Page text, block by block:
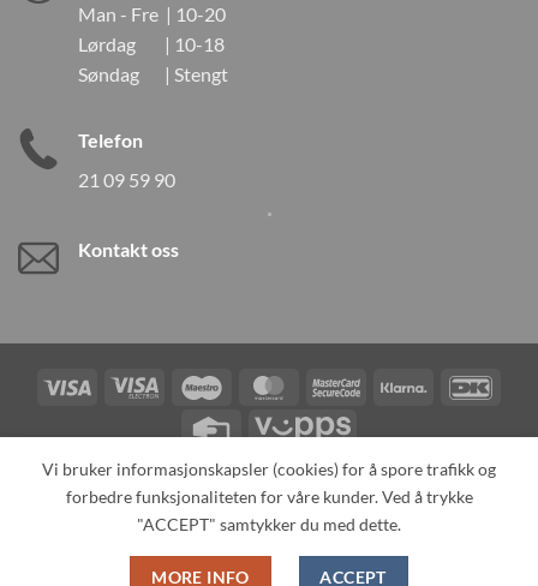
Man - Fre | 10-20
Lørdag | 10-18
Søndag | Stengt
Telefon
21 09 59 90
Kontakt oss
Visa
Visa
Electron
Maestro MasterCardMasterCardKlarna
Credit
Vipps
TILBAKEKALLINGER KONTAKT OSS
OM OSS
SPESIALBESTILLING
MIN KONTO ALL PRODUCTS
Copyright 2026 ©Neo Tokyo by Neo Tokyo Norway AS -With Love
Vi bruker informasjonskapsler (cookies) for å spore trafikk og
forbedre funksjonaliteten for våre kunder. Ved å trykke
"ACCEPT" samtykker du med dette.
MORE INFO ACCEPT